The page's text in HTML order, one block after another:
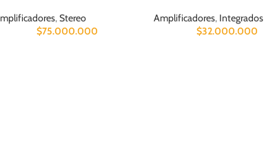
,Stereo
$75.000.000
Amplificadores, Integrados
$32.000.000